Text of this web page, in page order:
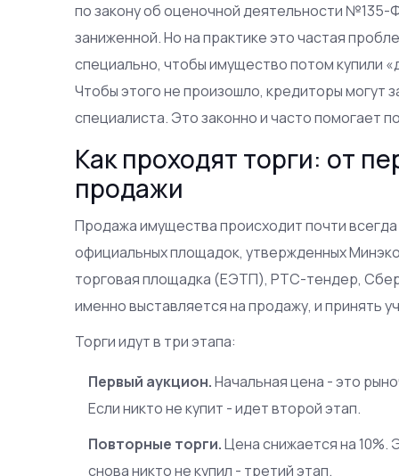
по закону об оценочной деятельности
заниженной. Но на практике это частая
специально, чтобы имущество потом купили
Чтобы этого не произошло, кредиторы могут
специалиста. Это законно и часто помогает
Как проходят торги: от
продажи
Продажа имущества происходит почти
официальных площадок, утвержденных
торговая площадка (ЕЭТП), РТС-тендер,
именно выставляется на продажу, и принять
Торги идут в три этапа:
Первый аукцион.Начальная цена - это
Если никто не купит - идет второй этап.
Повторные торги.Цена снижается на 10%.
снова никто не купил - третий этап.